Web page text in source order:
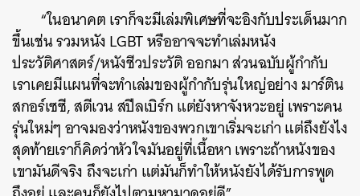
“ในอนาคต เราก็จะมีเล่มพิเศษที่จะอิงกับประเด็นมาก
ขึ้นเช่น รวมหนัง LGBT หรืออาจจะทำเล่มหนัง
ประวัติศาสตร์/หนังชีวประวัติ ออกมา ส่วนฉบับผู้กำกับ
เราเคยมีแผนที่จะทำเล่มของผู้กำกับรุ่นใหญ่อย่าง มาร์ติน
สกอร์เซซี, สตีเวน สปีลเบิร์ก แต่ยังหาจังหวะอยู่ เพราะคน
รุ่นใหม่ๆ อาจมองว่าหนังของพวกเขาเริ่มจะเก่า แต่ถึงยังไง
สุดท้ายเราก็คิดว่าหัวใจมันอยู่ที่เนื้อหา เพราะถ้าหนังของ
เขามันดีจริง ถึงจะเก่า แต่มันก็ทำให้หนังยังได้รับการพูด